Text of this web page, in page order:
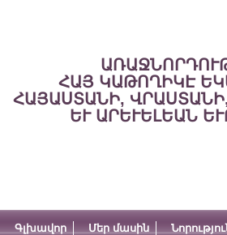
ՀԱՅ ԿԱԹՈՂԻԿԷ
ՀԱՅԱՍՏԱՆԻ,
ԵՒ ԱՐԵՒԵԼԵԱՆ
Գլխավոր Մեր մասին